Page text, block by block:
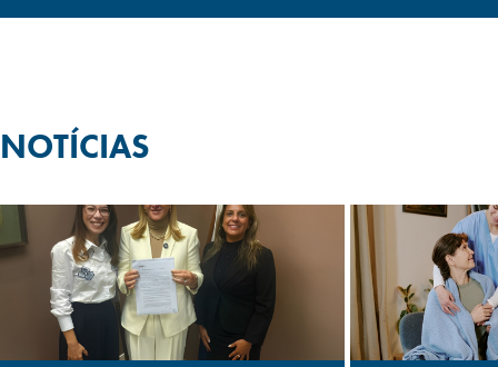
NOTÍCIAS